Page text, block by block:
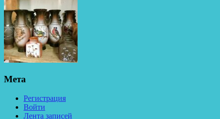
Мета
Регистрация
Войти
Лента записей